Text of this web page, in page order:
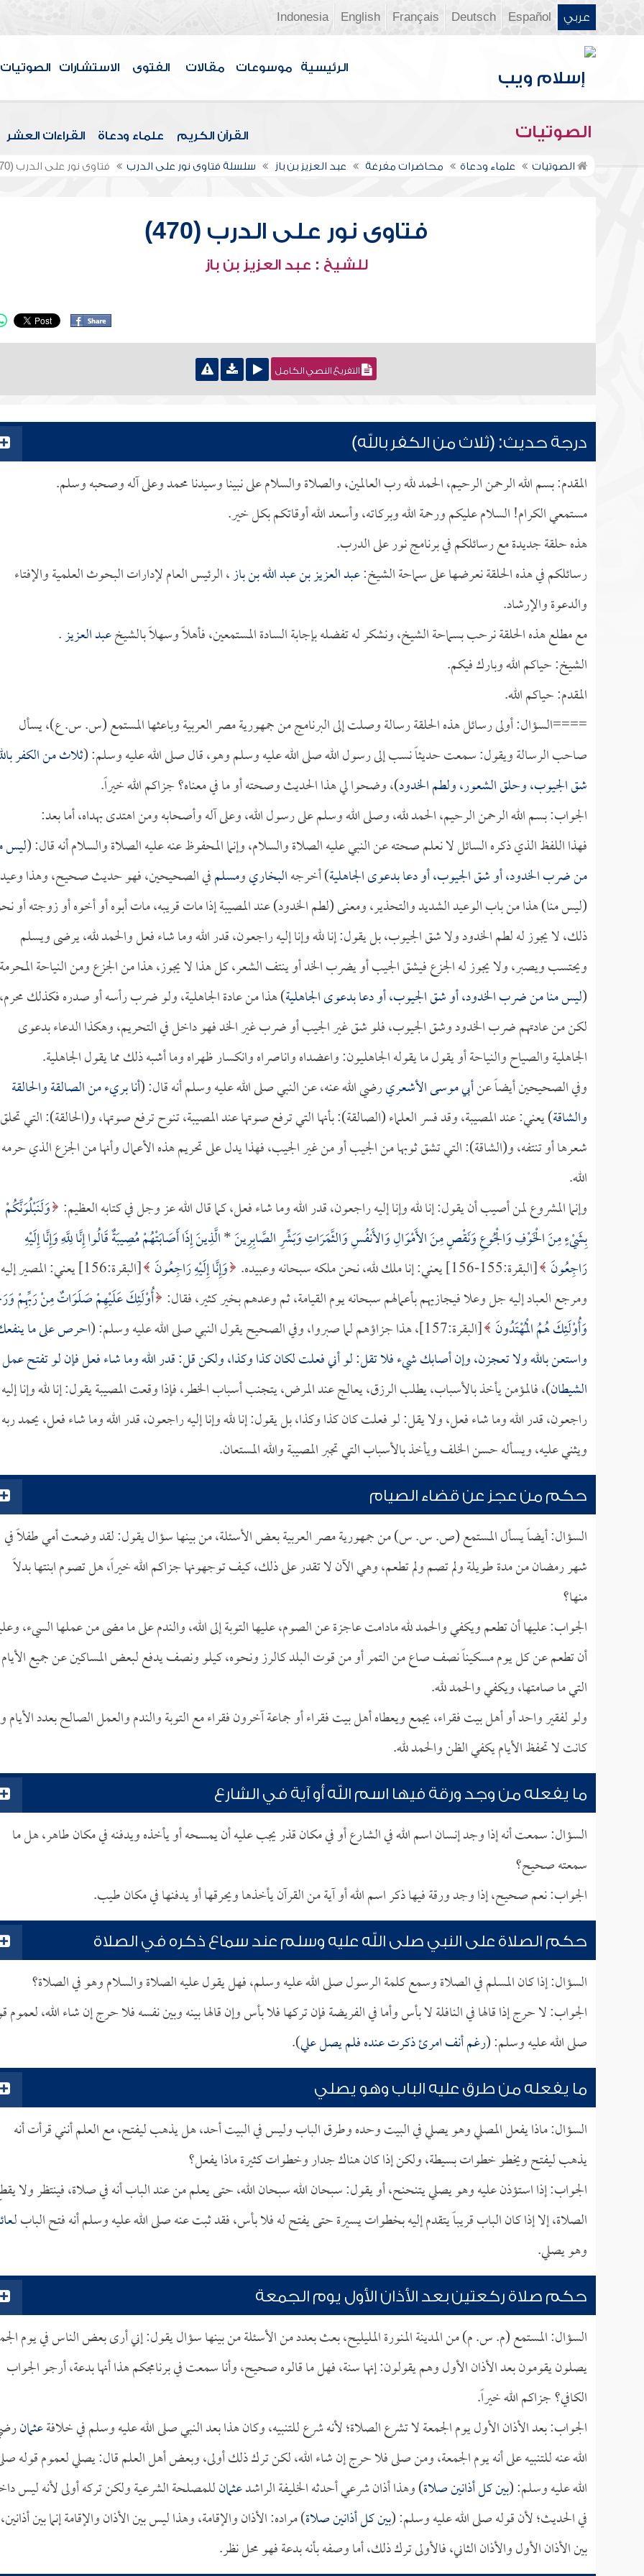
عربي Español
Deutsch
Français
English
Indonesia
الرئيسية موسوعات مقالات الفتوى الاستشارات الصوتيات
الصوتيات القرآن الكريم علماء ودعاة القراءات العشر
الصوتيات علماء ودعاة محاضرات مفرغة عبد العزيز بن باز سلسلة فتاوى نور على الدرب فتاوى نور على الدرب (470)
فتاوى نور على الدرب (470)
للشيخ : عبد العزيز بن باز
التفريغ النصي الكامل
درجة حديث: (ثلاث من الكفر بالله)
المقدم: بسم الله الرحمن الرحيم، الحمد لله رب العالمين، والصلاة والسلام على نبينا وسيدنا محمد وعلى آله وصحبه وسلم.
مستمعي الكرام! السلام عليكم ورحمة الله وبركاته، وأسعد الله أوقاتكم بكل خير.
هذه حلقة جديدة مع رسائلكم في برنامج نور على الدرب.
رسائلكم في هذه الحلقة نعرضها على سماحة الشيخ:عبد العزيز بن عبد الله بن باز، الرئيس العام لإدارات البحوث العلمية والإفتاء
والدعوة والإرشاد.
مع مطلع هذه الحلقة نرحب بسماحة الشيخ، ونشكر له تفضله بإجابة السادة المستمعين، فأهلاً وسهلاً بالشيخعبد العزيز.
الشيخ: حياكم الله وبارك فيكم.
المقدم: حياكم الله.
====السؤال: أولى رسائل هذه الحلقة رسالة وصلت إلى البرنامج من جمهورية مصر العربية وباعثها المستمع (س. س. ع)، يسأل
صاحب الرسالة ويقول: سمعت حديثاً نسب إلى رسول الله صلى الله عليه وسلم وهو، قال صلى الله عليه وسلم: (ثلاث من الكفر
شق الجيوب، وحلق الشعور، ولطم الخدود)، وضحوا لي هذا الحديث وصحته أو ما في معناه؟ جزاكم الله خيراً.
الجواب: بسم الله الرحمن الرحيم، الحمد لله، وصلى الله وسلم على رسول الله، وعلى آله وأصحابه ومن اهتدى بهداه، أما بعد:
فهذا اللفظ الذي ذكره السائل لا نعلم صحته عن النبي عليه الصلاة والسلام، وإنما المحفوظ عنه عليه الصلاة والسلام أنه قال: (ليس
من ضرب الخدود، أو شق الجيوب، أو دعا بدعوى الجاهلية) أخرجهالبخاريومسلمفي الصحيحين، فهو حديث صحيح، وهذا وعيد
(ليس منا) هذا من باب الوعيد الشديد والتحذير، ومعنى (لطم الخدود) عند المصيبة إذا مات قريبه، مات أبوه أو أخوه أو زوجته أو
ذلك، لا يجوز له لطم الخدود ولا شق الجيوب، بل يقول: إنا لله وإنا إليه راجعون، قدر الله وما شاء فعل والحمد لله، يرضى ويسلم
ويحتسب ويصبر، ولا يجوز له الجزع فيشق الجيب أو يضرب الخد أو ينتف الشعر، كل هذا لا يجوز، هذا من الجزع ومن النياحة
(ليس منا من ضرب الخدود، أو شق الجيوب، أو دعا بدعوى الجاهلية) هذا من عادة الجاهلية، ولو ضرب رأسه أو صدره فكذلك محرم،
لكن من عادتهم ضرب الخدود وشق الجيوب، فلو شق غير الجيب أو ضرب غير الخد فهو داخل في التحريم، وهكذا الدعاء بدعوى
الجاهلية والصياح والنياحة أو يقول ما يقوله الجاهليون: واعضداه واناصراه وانكسار ظهراه وما أشبه ذلك مما يقول الجاهلية.
وفي الصحيحين أيضاً عنأبي موسى الأشعريرضي الله عنه، عن النبي صلى الله عليه وسلم أنه قال: (أنا بريء من الصالقة والحالقة
والشاقة) يعني: عند المصيبة، وقد فسر العلماء (الصالقة): بأنها التي ترفع صوتها عند المصيبة، تنوح ترفع صوتها، و(الحالقة): التي تحلق
شعرها أو تنتفه، و(الشاقة): التي تشق ثوبها من الجيب أو من غير الجيب، فهذا يدل على تحريم هذه الأعمال وأنها من الجزع الذي حرمه
الله.
وإنما المشروع لمن أصيب أن يقول: إنا لله وإنا إليه راجعون، قدر الله وما شاء فعل، كما قال الله عز وجل في كتابه العظيم: وَلَنَبْلُوَنَّكُمْ
بِشَيْءٍ مِنَ الْخَوْفِ وَالْجُوعِ وَنَقْصٍ مِنَ الأَمْوَالِ وَالأَنفُسِ وَالثَّمَرَاتِ وَبَشِّرِ الصَّابِرِينَ*الَّذِينَ إِذَا أَصَابَتْهُمْ مُصِيبَةٌ قَالُوا إِنَّا لِلَّهِ وَإِنَّا إِلَيْهِ
رَاجِعُونَ [البقرة:155-156] يعني: إنا ملك لله، نحن ملكه سبحانه وعبيده. وَإِنَّا إِلَيْهِ رَاجِعُونَ
[البقرة:156] يعني: المصير إليه
ومرجع العباد إليه جل وعلا فيجازيهم بأعمالهم سبحانه يوم القيامة، ثم وعدهم بخير كثير، فقال: أُوْلَئِكَ عَلَيْهِمْ صَلَوَاتٌ مِنْ رَبِّهِمْ
وَأُوْلَئِكَ هُمُ الْمُهْتَدُونَ [البقرة:157]، هذا جزاؤهم لما صبروا، وفي الصحيح يقول النبي صلى الله عليه وسلم: (
احرص على ما
واستعن بالله ولا تعجزن، وإن أصابك شيء فلا تقل: لو أني فعلت لكان كذا وكذا، ولكن قل: قدر الله وما شاء فعل فإن لو تفتح عمل
الشيطان)، فالمؤمن يأخذ بالأسباب، يطلب الرزق، يعالج عند المرض، يتجنب أسباب الخطر، فإذا وقعت المصيبة يقول: إنا لله وإنا إليه
راجعون، قدر الله وما شاء فعل، ولا يقل: لو فعلت كان كذا وكذا، بل يقول: إنا لله وإنا إليه راجعون، قدر الله وما شاء فعل، يحمد ربه
ويثني عليه، ويسأله حسن الخلف ويأخذ بالأسباب التي تجبر المصيبة والله المستعان.
حكم من عجز عن قضاء الصيام
السؤال: أيضاً يسأل المستمع (ص. س. س) من جمهورية مصر العربية بعض الأسئلة، من بينها سؤال يقول: لقد وضعت أمي طفلاً في
شهر رمضان من مدة طويلة ولم تصم ولم تطعم، وهي الآن لا تقدر على ذلك، كيف توجهونها جزاكم الله خيراً، هل تصوم ابنتها بدلاً
منها؟
الجواب: عليها أن تطعم ويكفي والحمد لله مادامت عاجزة عن الصوم، عليها التوبة إلى الله، والندم على ما مضى من عملها السيء،
أن تطعم عن كل يوم مسكيناً نصف صاع من التمر أو من قوت البلد كالرز ونحوه، كيلو ونصف يدفع لبعض المساكين عن جميع الأيام
التي ما صامتها، ويكفي والحمد لله.
ولو لفقير واحد أو أهل بيت فقراء، يجمع ويعطاه أهل بيت فقراء أو جماعة آخرون فقراء مع التوبة والندم والعمل الصالح بعدد الأيام
كانت لا تحفظ الأيام يكفي الظن والحمد لله.
ما يفعله من وجد ورقة فيها اسم الله أو آية في الشارع
السؤال: سمعت أنه إذا وجد إنسان اسم الله في الشارع أو في مكان قذر يجب عليه أن يمسحه أو يأخذه ويدفنه في مكان طاهر، هل ما
سمعته صحيح؟
الجواب: نعم صحيح، إذا وجد ورقة فيها ذكر اسم الله أو آية من القرآن يأخذها ويحرقها أو يدفنها في مكان طيب.
حكم الصلاة على النبي صلى الله عليه وسلم عند سماع ذكره في الصلاة
السؤال: إذا كان المسلم في الصلاة وسمع كلمة الرسول صلى الله عليه وسلم، فهل يقول عليه الصلاة والسلام وهو في الصلاة؟
الجواب: لا حرج إذا قالها في النافلة لا بأس وأما في الفريضة فإن تركها فلا بأس وإن قالها بينه وبين نفسه فلا حرج إن شاء الله، لعموم
صلى الله عليه وسلم: (رغم أنف امرئ ذكرت عنده فلم يصل علي).
ما يفعله من طرق عليه الباب وهو يصلي
السؤال: ماذا يفعل المصلي وهو يصلي في البيت وحده وطرق الباب وليس في البيت أحد، هل يذهب ليفتح، مع العلم أنني قرأت أنه
يذهب ليفتح ويخطو خطوات بسيطة، ولكن إذا كان هناك جدار وخطوات كثيرة ماذا يفعل؟
الجواب: إذا استؤذن عليه وهو يصلي يتنحنح، أو يقول: سبحان الله سبحان الله، حتى يعلم من عند الباب أنه في صلاة، فينتظر ولا
الصلاة، إلا إذا كان الباب قريباً يتقدم إليه بخطوات يسيرة حتى يفتح له فلا بأس، فقد ثبت عنه صلى الله عليه وسلم أنه فتح الباب لـ
وهو يصلي.
حكم صلاة ركعتين بعد الأذان الأول يوم الجمعة
السؤال: المستمع (م. س. م) من المدينة المنورة المليليح، بعث بعدد من الأسئلة من بينها سؤال يقول: إني أرى بعض الناس في يوم
يصلون يقومون بعد الأذان الأول وهم يقولون: إنها سنة، فهل ما قالوه صحيح، وأنا سمعت في برنامجكم هذا أنها بدعة، أرجو الجواب
الكافي؟ جزاكم الله خيراً.
الجواب: بعد الأذان الأول يوم الجمعة لا تشرع الصلاة؛ لأنه شرع للتنبيه، وكان هذا بعد النبي صلى الله عليه وسلم في خلافةعثمان
الله عنه للتنبيه على أنه يوم الجمعة، ومن صلى فلا حرج إن شاء الله، لكن ترك ذلك أولى، وبعض أهل العلم قال: يصلي لعموم قوله
الله عليه وسلم: (بين كل أذانين صلاة) وهذا أذان شرعي أحدثه الخليفة الراشدعثمانللمصلحة الشرعية ولكن تركه أولى لأنه ليس
في الحديث؛ لأن قوله صلى الله عليه وسلم: (بين كل أذانين صلاة) مراده: الأذان والإقامة، وهذا ليس بين الأذان والإقامة إنما بين أذانين،
بين الأذان الأول والأذان الثاني، فالأولى ترك ذلك، أما وصفه بأنه بدعة فهو محل نظر.